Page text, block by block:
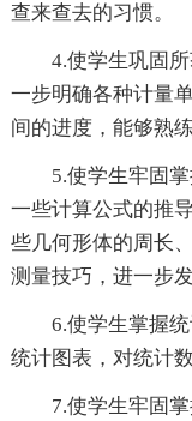
查来查去的习惯。
4.使学生巩固
一步明确各种计量
间的进度，能够熟
5.使学生牢固
一些计算公式的推
些几何形体的周长
测量技巧，进一步
6.使学生掌握
统计图表，对统计
7.使学生牢固